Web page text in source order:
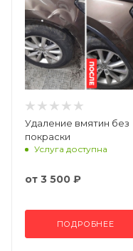
Удаление вмятин без
покраски
Услуга доступна
от 3 500 ₽
ПОДРОБНЕЕ